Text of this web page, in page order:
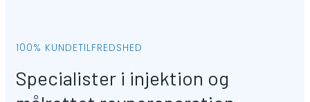
100% KUNDETILFREDSHED
Specialister i injektion og